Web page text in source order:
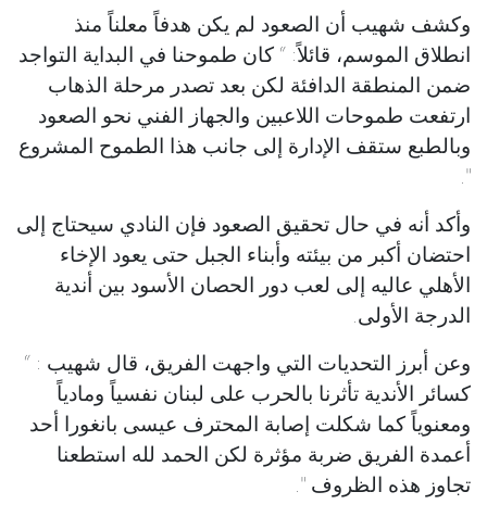
وكشف شهيب أن الصعود لم يكن هدفاً معلناً منذ
انطلاق الموسم، قائلاً: “ كان طموحنا في البداية التواجد
ضمن المنطقة الدافئة لكن بعد تصدر مرحلة الذهاب
ارتفعت طموحات اللاعبين والجهاز الفني نحو الصعود
وبالطبع ستقف الإدارة إلى جانب هذا الطموح المشروع
".
وأكد أنه في حال تحقيق الصعود فإن النادي سيحتاج إلى
احتضان أكبر من بيئته وأبناء الجبل حتى يعود الإخاء
الأهلي عاليه إلى لعب دور الحصان الأسود بين أندية
الدرجة الأولى.
وعن أبرز التحديات التي واجهت الفريق، قال شهيب : “
كسائر الأندية تأثرنا بالحرب على لبنان نفسياً ومادياً
ومعنوياً كما شكلت إصابة المحترف عيسى بانغورا أحد
أعمدة الفريق ضربة مؤثرة لكن الحمد لله استطعنا
تجاوز هذه الظروف ".